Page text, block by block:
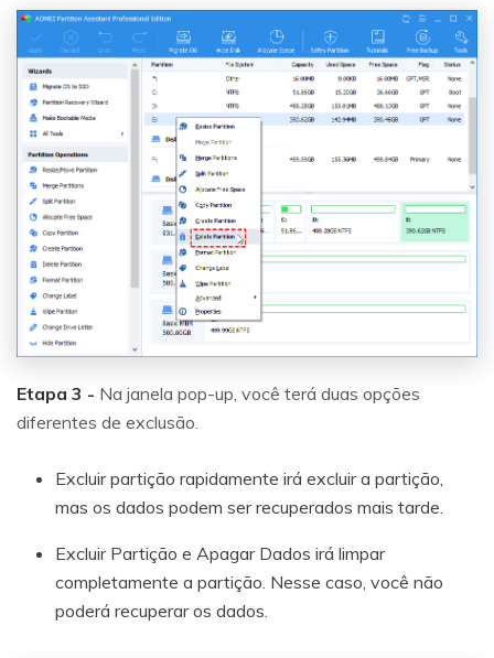
Etapa 3 - Na janela pop-up, você terá duas opções
diferentes de exclusão.
Excluir partição rapidamente irá excluir a partição,
mas os dados podem ser recuperados mais tarde.
Excluir Partição e Apagar Dados irá limpar
completamente a partição. Nesse caso, você não
poderá recuperar os dados.